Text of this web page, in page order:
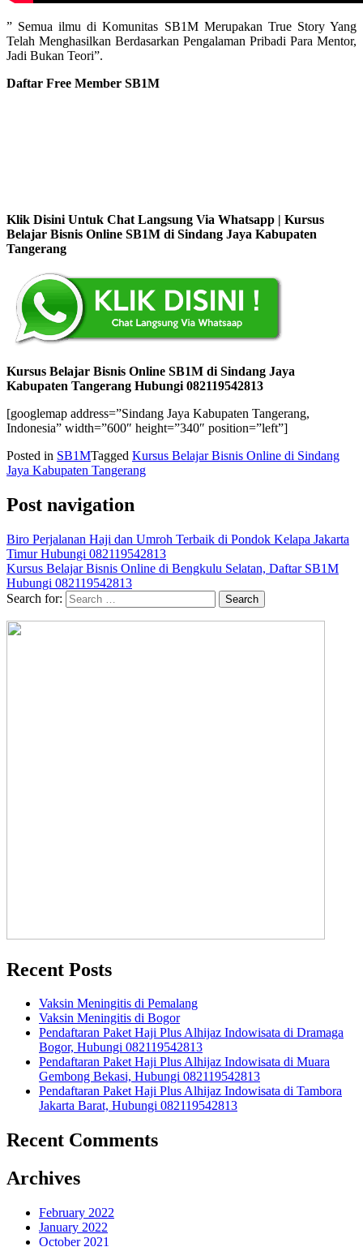
” Semua ilmu di Komunitas SB1M Merupakan True Story Yang
Telah Menghasilkan Berdasarkan Pengalaman Pribadi Para Mentor,
Jadi Bukan Teori”.
Daftar Free Member SB1M
Klik Disini Untuk Chat Langsung Via Whatsapp | Kursus
Belajar Bisnis Online SB1M di Sindang Jaya Kabupaten
Tangerang
Kursus Belajar Bisnis Online SB1M di Sindang Jaya
Kabupaten Tangerang Hubungi 082119542813
[googlemap address=”Sindang Jaya Kabupaten Tangerang,
Indonesia” width=”600″ height=”340″ position=”left”]
Posted in SB1MTagged Kursus Belajar Bisnis Online di Sindang
Jaya Kabupaten Tangerang
Post navigation
Biro Perjalanan Haji dan Umroh Terbaik di Pondok Kelapa Jakarta
Timur Hubungi 082119542813
Kursus Belajar Bisnis Online di Bengkulu Selatan, Daftar SB1M
Hubungi 082119542813
Search for:
Recent Posts
Vaksin Meningitis di Pemalang
Vaksin Meningitis di Bogor
Pendaftaran Paket Haji Plus Alhijaz Indowisata di Dramaga
Bogor, Hubungi 082119542813
Pendaftaran Paket Haji Plus Alhijaz Indowisata di Muara
Gembong Bekasi, Hubungi 082119542813
Pendaftaran Paket Haji Plus Alhijaz Indowisata di Tambora
Jakarta Barat, Hubungi 082119542813
Recent Comments
Archives
February 2022
January 2022
October 2021